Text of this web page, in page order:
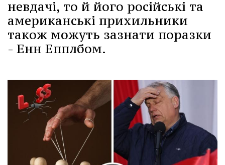
невдачі, то й його російські та
американські прихильники
також можуть зазнати поразки
- Енн Епплбом.